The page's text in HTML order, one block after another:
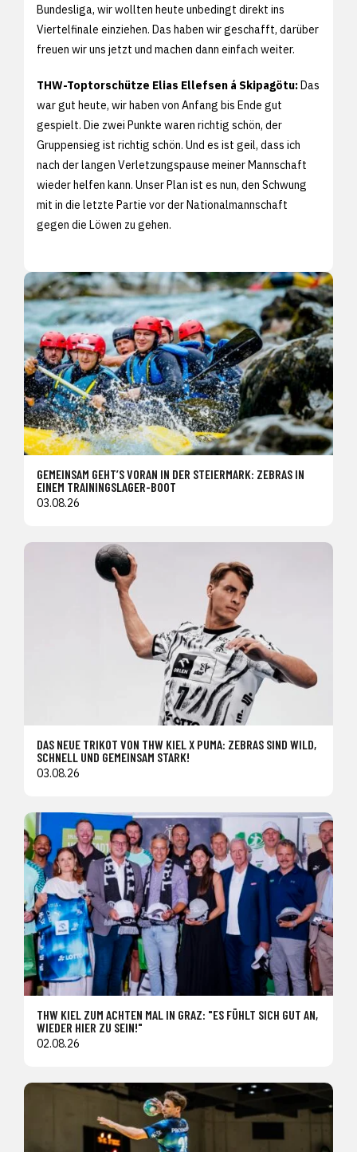
Bundesliga, wir wollten heute unbedingt direkt ins
Viertelfinale einziehen. Das haben wir geschafft, darüber
freuen wir uns jetzt und machen dann einfach weiter.
THW-Toptorschütze Elias Ellefsen á Skipagötu:Das
war gut heute, wir haben von Anfang bis Ende gut
gespielt. Die zwei Punkte waren richtig schön, der
Gruppensieg ist richtig schön. Und es ist geil, dass ich
nach der langen Verletzungspause meiner Mannschaft
wieder helfen kann. Unser Plan ist es nun, den Schwung
mit in die letzte Partie vor der Nationalmannschaft
gegen die Löwen zu gehen.
GEMEINSAM GEHT’S VORAN IN DER STEIERMARK: ZEBRAS IN
EINEM TRAININGSLAGER-BOOT
03.08.26
DAS NEUE TRIKOT VON THW KIEL X PUMA: ZEBRAS SIND WILD,
SCHNELL UND GEMEINSAM STARK!
03.08.26
THW KIEL ZUM ACHTEN MAL IN GRAZ: "ES FÜHLT SICH GUT AN,
WIEDER HIER ZU SEIN!"
02.08.26